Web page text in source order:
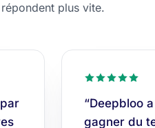
répondent plus vite.
“Deepbloo
gagner du